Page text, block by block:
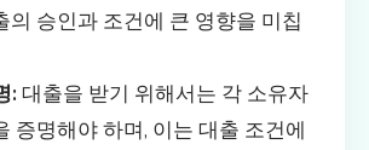
의 승인과 조건에 큰 영향을 미칩
: 대출을 받기 위해서는 각 소유자
증명해야 하며, 이는 대출 조건에